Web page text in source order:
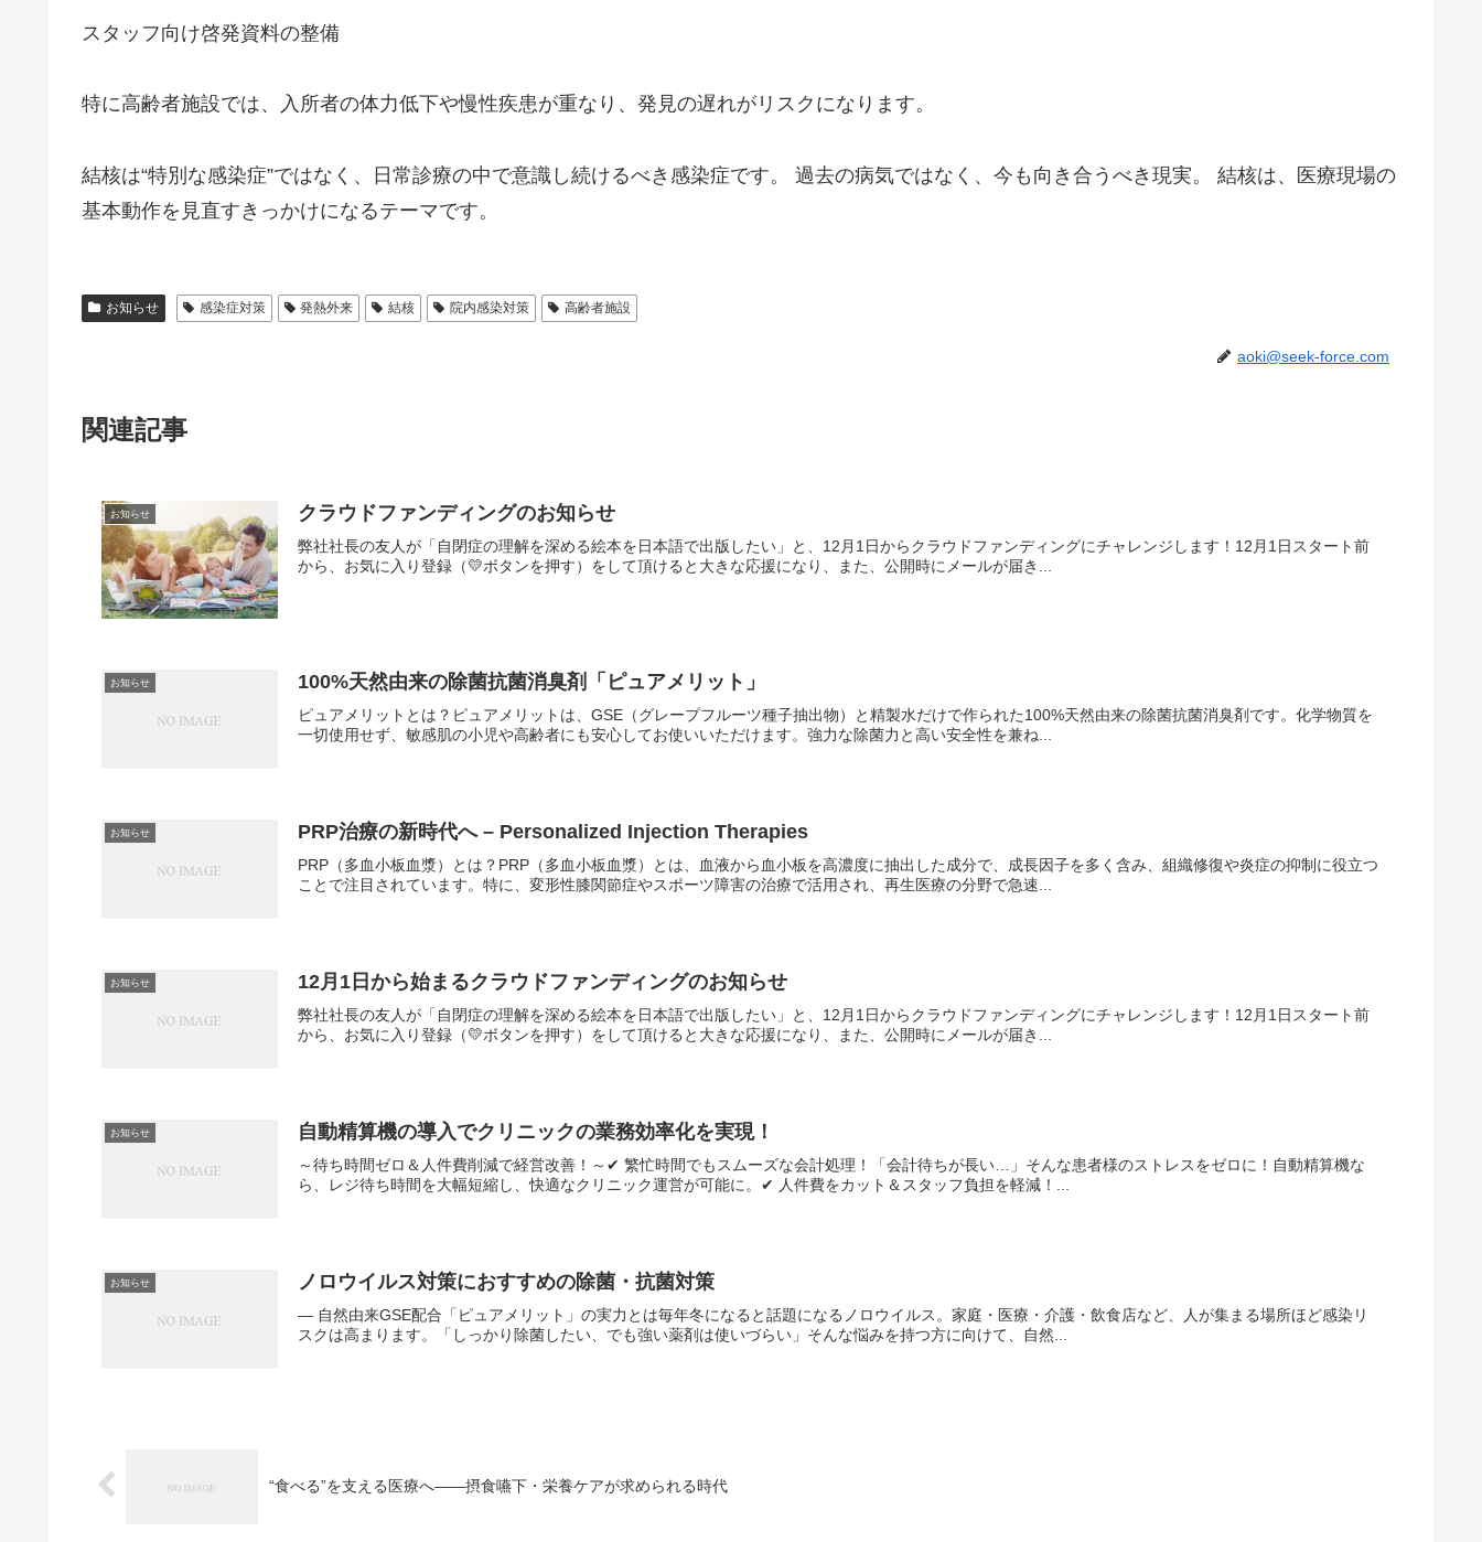
スタッフ向け啓発資料の整備
特に高齢者施設では、入所者の体力低下や慢性疾患が重なり、発見の遅れがリスクになります。
結核は“特別な感染症”ではなく、日常診療の中で意識し続けるべき感染症です。 過去の病気ではなく、今も向き合うべき現実。 結核は、医療現場の
基本動作を見直すきっかけになるテーマです。
お知らせ 感染症対策 発熱外来 結核 院内感染対策 高齢者施設
aoki@seek-force.com
関連記事
お知らせ クラウドファンディングのお知らせ
弊社社長の友人が「自閉症の理解を深める絵本を日本語で出版したい」と、12月1日からクラウドファンディングにチャレンジします！12月1日スタート前
から、お気に入り登録（💛ボタンを押す）をして頂けると大きな応援になり、また、公開時にメールが届き...
お知らせ 100%天然由来の除菌抗菌消臭剤「ピュアメリット」
ピュアメリットとは？ピュアメリットは、GSE（グレープフルーツ種子抽出物）と精製水だけで作られた100%天然由来の除菌抗菌消臭剤です。化学物質を
一切使用せず、敏感肌の小児や高齢者にも安心してお使いいただけます。強力な除菌力と高い安全性を兼ね...
お知らせ PRP治療の新時代へ – Personalized Injection Therapies
PRP（多血小板血漿）とは？PRP（多血小板血漿）とは、血液から血小板を高濃度に抽出した成分で、成長因子を多く含み、組織修復や炎症の抑制に役立つ
ことで注目されています。特に、変形性膝関節症やスポーツ障害の治療で活用され、再生医療の分野で急速...
お知らせ 12月1日から始まるクラウドファンディングのお知らせ
弊社社長の友人が「自閉症の理解を深める絵本を日本語で出版したい」と、12月1日からクラウドファンディングにチャレンジします！12月1日スタート前
から、お気に入り登録（💛ボタンを押す）をして頂けると大きな応援になり、また、公開時にメールが届き...
お知らせ 自動精算機の導入でクリニックの業務効率化を実現！
～待ち時間ゼロ＆人件費削減で経営改善！～✔ 繁忙時間でもスムーズな会計処理！「会計待ちが長い…」そんな患者様のストレスをゼロに！自動精算機な
ら、レジ待ち時間を大幅短縮し、快適なクリニック運営が可能に。✔ 人件費をカット＆スタッフ負担を軽減！...
お知らせ ノロウイルス対策におすすめの除菌・抗菌対策
― 自然由来GSE配合「ピュアメリット」の実力とは毎年冬になると話題になるノロウイルス。家庭・医療・介護・飲食店など、人が集まる場所ほど感染リ
スクは高まります。「しっかり除菌したい、でも強い薬剤は使いづらい」そんな悩みを持つ方に向けて、自然...
“食べる”を支える医療へ――摂食嚥下・栄養ケアが求められる時代